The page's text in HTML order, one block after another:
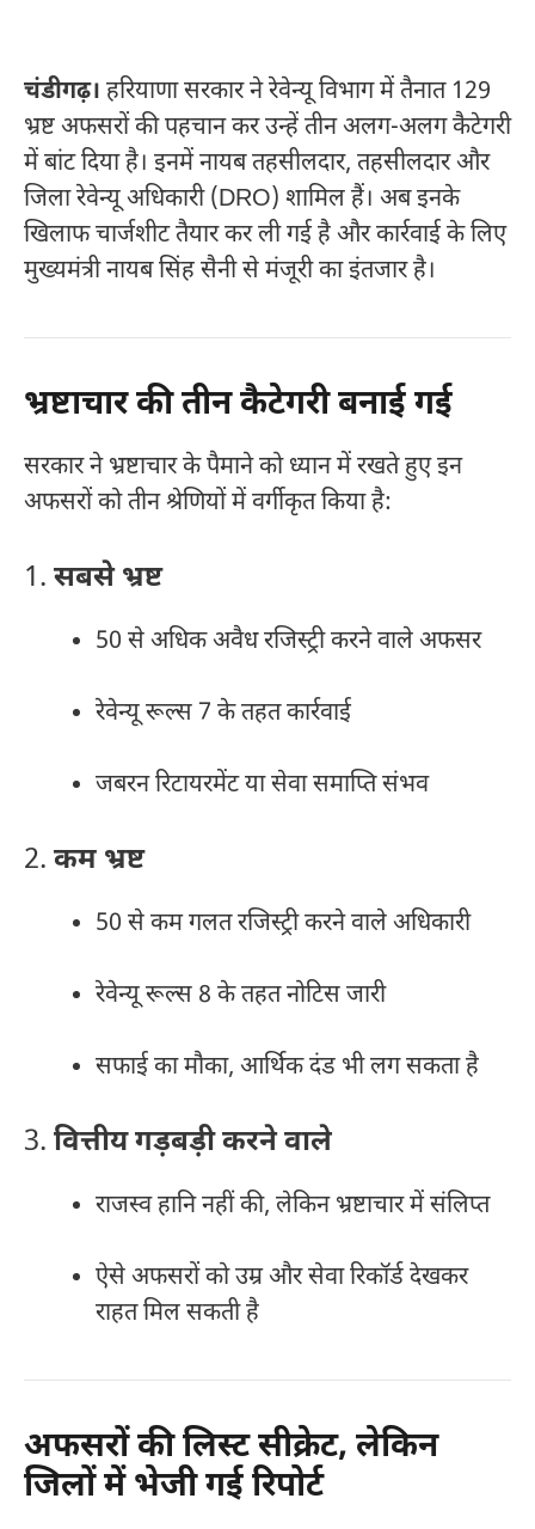
चंडीगढ़। हरियाणा सरकार ने रेवेन्यू विभाग में तैनात 129
भ्रष्ट अफसरों की पहचान कर उन्हें तीन अलग-अलग कैटेगरी
में बांट दिया है। इनमें नायब तहसीलदार, तहसीलदार और
जिला रेवेन्यू अधिकारी (DRO) शामिल हैं। अब इनके
खिलाफ चार्जशीट तैयार कर ली गई है और कार्रवाई के लिए
मुख्यमंत्री नायब सिंह सैनी से मंजूरी का इंतजार है।
भ्रष्टाचार की तीन कैटेगरी बनाई गई
सरकार ने भ्रष्टाचार के पैमाने को ध्यान में रखते हुए इन
अफसरों को तीन श्रेणियों में वर्गीकृत किया है:
1. सबसे भ्रष्ट
50 से अधिक अवैध रजिस्ट्री करने वाले अफसर
रेवेन्यू रूल्स 7 के तहत कार्रवाई
जबरन रिटायरमेंट या सेवा समाप्ति संभव
2. कम भ्रष्ट
50 से कम गलत रजिस्ट्री करने वाले अधिकारी
रेवेन्यू रूल्स 8 के तहत नोटिस जारी
सफाई का मौका, आर्थिक दंड भी लग सकता है
3. वित्तीय गड़बड़ी करने वाले
राजस्व हानि नहीं की, लेकिन भ्रष्टाचार में संलिप्त
ऐसे अफसरों को उम्र और सेवा रिकॉर्ड देखकर
राहत मिल सकती है
अफसरों की लिस्ट सीक्रेट, लेकिन
जिलों में भेजी गई रिपोर्ट